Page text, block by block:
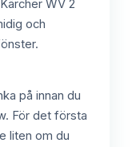
WV 2
och
på innan du
För det första
liten om du